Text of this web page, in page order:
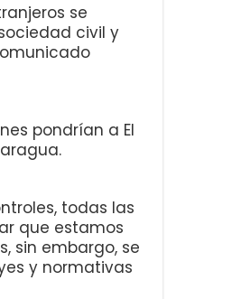
se
civil y
pondrían a El
todas las
que estamos
sin embargo, se
y normativas